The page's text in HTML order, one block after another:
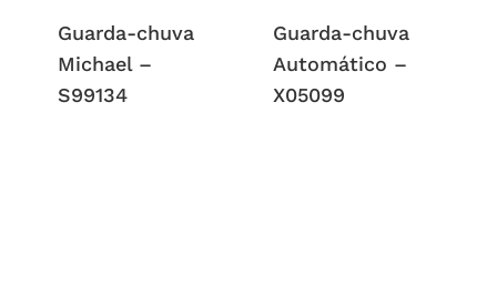
Guarda-chuva
Michael –
S99134
Guarda-chuva
Automático –
X05099